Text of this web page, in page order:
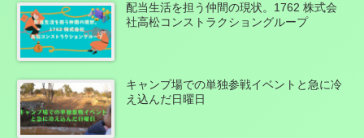
配当生活を担う仲間の現状。1762 株式会
社高松コンストラクショングループ
キャンプ場での単独参戦イベントと急に冷
え込んだ日曜日